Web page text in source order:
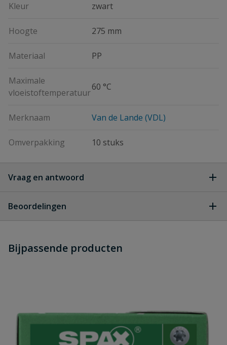
Kleur zwart
Hoogte 275 mm
Materiaal PP
Maximale
vloeistoftemperatuur
60 °C
Merknaam Van de Lande (VDL)
Omverpakking 10 stuks
Vraag en antwoord
dit product?
Beoordelingen
Schrijf zelf een beoordeling
Bijpassende producten